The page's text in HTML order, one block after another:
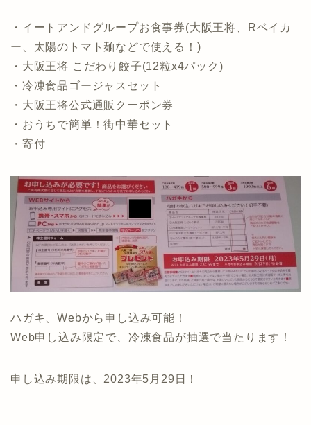
・イートアンドグループお食事券(大阪王将、Rベイカ
ー、太陽のトマト麺などで使える！)
・大阪王将 こだわり餃子(12粒x4パック)
・冷凍食品ゴージャスセット
・大阪王将公式通販クーポン券
・おうちで簡単！街中華セット
・寄付
ハガキ、Webから申し込み可能！
Web申し込み限定で、冷凍食品が抽選で当たります！
申し込み期限は、2023年5月29日！